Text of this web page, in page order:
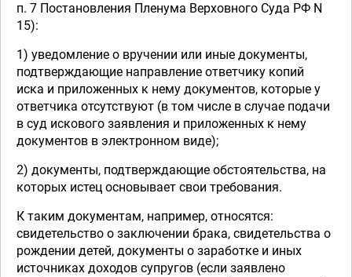
п. 7 Постановления Пленума Верховного Суда РФ N
15):
1) уведомление о вручении или иные документы,
подтверждающие направление ответчику копий
иска и приложенных к нему документов, которые у
ответчика отсутствуют (в том числе в случае подачи
в суд искового заявления и приложенных к нему
документов в электронном виде);
2) документы, подтверждающие обстоятельства, на
которых истец основывает свои требования.
К таким документам, например, относятся:
свидетельство о заключении брака, свидетельства о
рождении детей, документы о заработке и иных
источниках доходов супругов (если заявлено